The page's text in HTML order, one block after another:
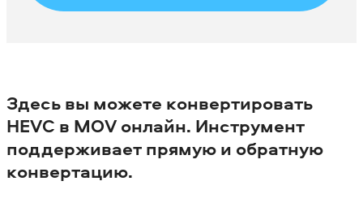
Здесь вы можете конвертировать
HEVC в MOV онлайн. Инструмент
поддерживает прямую и обратную
конвертацию.